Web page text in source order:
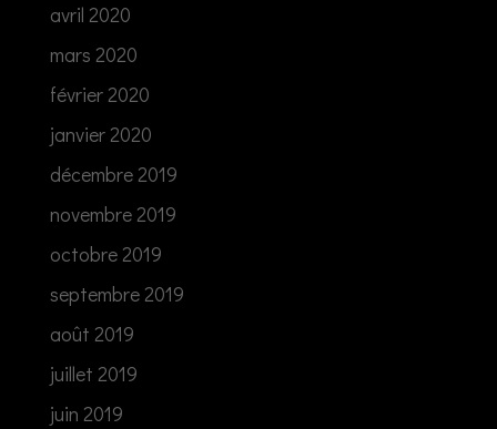
avril 2020
mars 2020
février 2020
janvier 2020
décembre 2019
novembre 2019
octobre 2019
septembre 2019
août 2019
juillet 2019
juin 2019